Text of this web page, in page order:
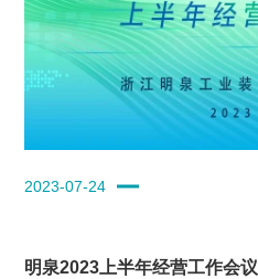
2023-07-24
明泉2023上半年经营工作会议